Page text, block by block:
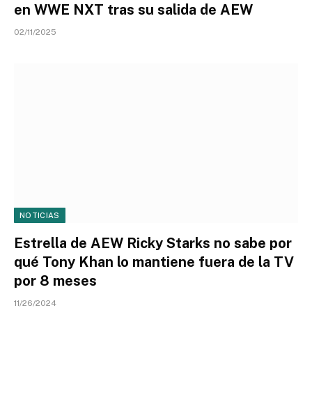
en WWE NXT tras su salida de AEW
02/11/2025
NOTICIAS
Estrella de AEW Ricky Starks no sabe por
qué Tony Khan lo mantiene fuera de la TV
por 8 meses
11/26/2024